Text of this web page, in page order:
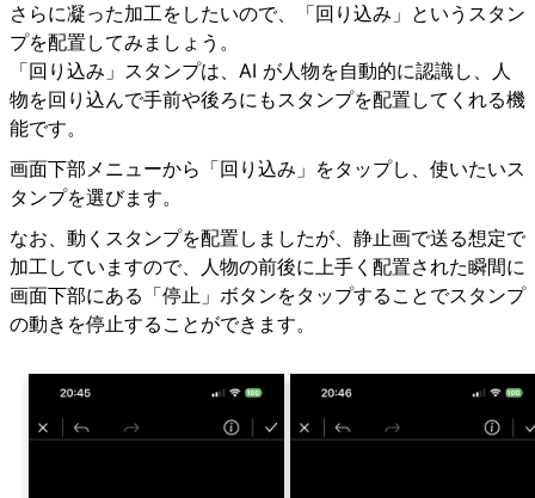
さらに凝った加工をしたいので、「回り込み」というスタン
プを配置してみましょう。
「回り込み」スタンプは、AI が人物を自動的に認識し、人
物を回り込んで手前や後ろにもスタンプを配置してくれる機
能です。
画面下部メニューから「回り込み」をタップし、使いたいス
タンプを選びます。
なお、動くスタンプを配置しましたが、静止画で送る想定で
加工していますので、人物の前後に上手く配置された瞬間に
画面下部にある「停止」ボタンをタップすることでスタンプ
の動きを停止することができます。